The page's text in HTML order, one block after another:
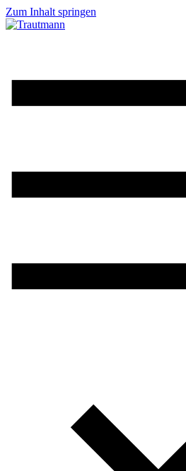
Zum Inhalt springen